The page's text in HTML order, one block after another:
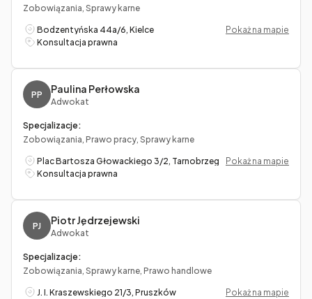
Zobowiązania, Sprawy karne
Bodzentyńska 44a/6, Kielce
Pokaż na mapie
Konsultacja prawna
PP Paulina Perłowska
Adwokat
Specjalizacje:
Zobowiązania, Prawo pracy, Sprawy karne
Plac Bartosza Głowackiego 3/2, Tarnobrzeg
Pokaż na mapie
Konsultacja prawna
PJ Piotr Jędrzejewski
Adwokat
Specjalizacje:
Zobowiązania, Sprawy karne, Prawo handlowe
J. I. Kraszewskiego 21/3, Pruszków
Pokaż na mapie